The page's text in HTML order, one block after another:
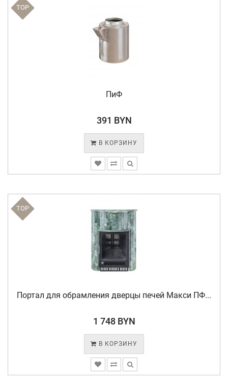
TOP
ПиФ
391 BYN
В КОРЗИНУ
TOP
Портал для обрамления дверцы печей Макси ПФ...
1 748 BYN
В КОРЗИНУ